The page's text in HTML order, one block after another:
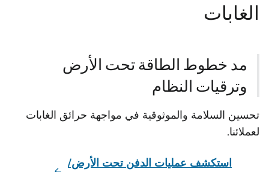
الغابات
مد خطوط الطاقة تحت الأرض
وترقيات النظام
تحسين السلامة والموثوقية في مواجهة حرائق الغابات
لعملائنا.
استكشف عمليات الدفن تحت الأرض/